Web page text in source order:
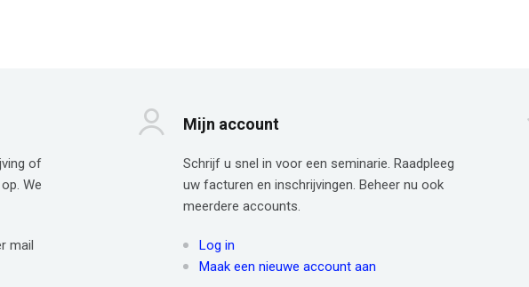
of
We
mail
Mijn account
Schrijf u snel in voor een seminarie. Raadpleeg
uw facturen en inschrijvingen. Beheer nu ook
meerdere accounts.
Log in
Maak een nieuwe account aan